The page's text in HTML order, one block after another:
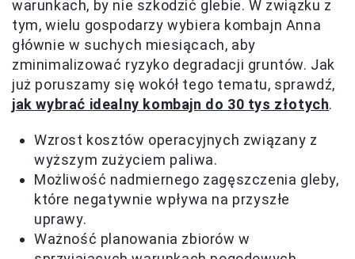
warunkach, by nie szkodzić glebie. W związku z
tym, wielu gospodarzy wybiera kombajn Anna
głównie w suchych miesiącach, aby
zminimalizować ryzyko degradacji gruntów. Jak
już poruszamy się wokół tego tematu, sprawdź,
jak wybrać idealny kombajn do 30 tys złotych.
Wzrost kosztów operacyjnych związany z
wyższym zużyciem paliwa.
Możliwość nadmiernego zagęszczenia gleby,
które negatywnie wpływa na przyszłe
uprawy.
Ważność planowania zbiorów w